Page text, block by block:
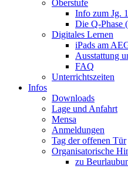
Oberstufe
Info zum Jg.
Die Q-Phase
Digitales Lernen
iPads am
Ausstattung
FAQ
Unterrichtszeiten
Infos
Downloads
Lage und Anfahrt
Mensa
Anmeldungen
Tag der offenen Tür
Organisatorische
zu